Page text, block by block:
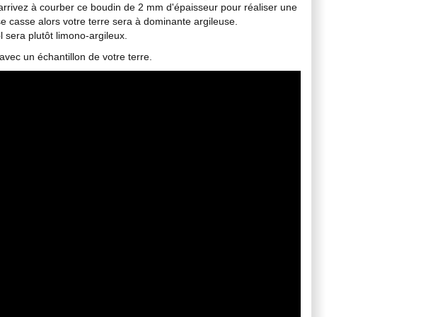
à courber ce boudin de 2 mm d'épaisseur pour réaliser une
casse alors votre terre sera à dominante argileuse.
plutôt limono-argileux.
un échantillon de votre terre.